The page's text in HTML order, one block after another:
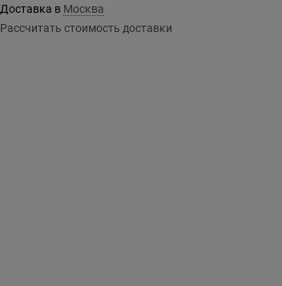
Доставка в Москва
Рассчитать стоимость доставки